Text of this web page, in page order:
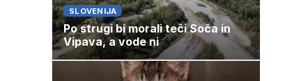
SLOVENIJA
Po strugi bi morali teči Soča in
Vipava, a vode ni